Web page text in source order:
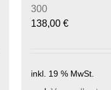
300
138,00 €
inkl. 19 % MwSt.